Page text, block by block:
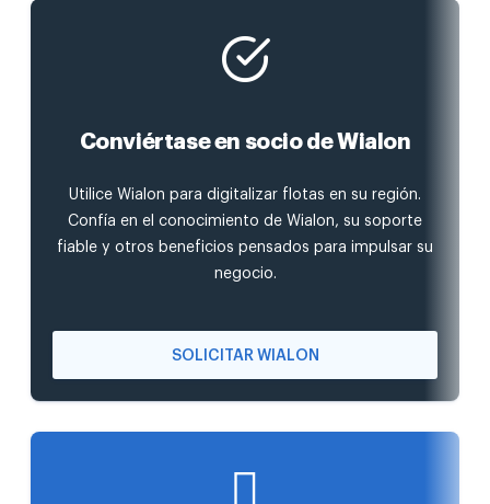
Conviértase en socio de Wialon
Utilice Wialon para digitalizar flotas en su región.
Confía en el conocimiento de Wialon, su soporte
fiable y otros beneficios pensados para impulsar su
negocio.
SOLICITAR WIALON